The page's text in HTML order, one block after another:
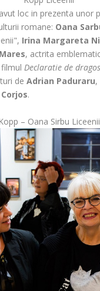
loc in prezenta unor
romane: Oana
Irina Margareta
, actrita
filmulDeclaratie de
deAdrian Paduraru,
.
Kopp – Oana Sirbu Liceenii